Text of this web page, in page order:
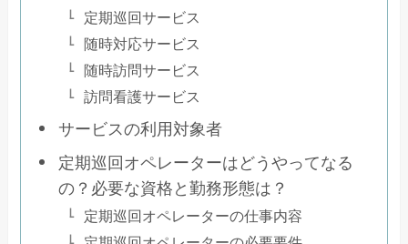
定期巡回サービス
随時対応サービス
随時訪問サービス
訪問看護サービス
サービスの利用対象者
定期巡回オペレーターはどうやってなる
の？必要な資格と勤務形態は？
定期巡回オペレーターの仕事内容